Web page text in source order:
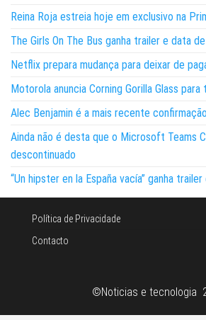
Reina Roja estreia hoje em exclusivo na
The Girls On The Bus ganha trailer e data
Netflix prepara mudança para deixar de
Motorola anuncia Corning Gorilla Glass
Alec Benjamin é a mais recente
Ainda não é desta que o Microsoft Teams
descontinuado
“Un hipster en la España vacía” ganha
Política de Privacidade
Contacto
©Noticias e tecnologia